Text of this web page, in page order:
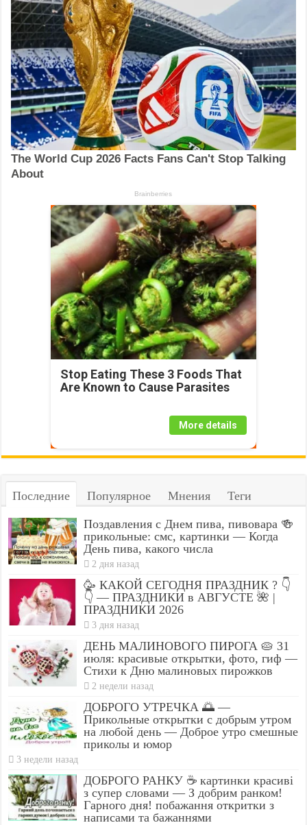
Stop Eating These 3 Foods That
Are Known to Cause Parasites
More details
Последние Популярное Мнения Теги
Поздавления с Днем пива, пивовара 🍻
прикольные: смс, картинки — Когда
День пива, какого числа
2 дня назад
🥳 КАКОЙ СЕГОДНЯ ПРАЗДНИК ? 👇
👇 — ПРАЗДНИКИ в АВГУСТЕ 🌺 |
ПРАЗДНИКИ 2026
3 дня назад
ДЕНЬ МАЛИНОВОГО ПИРОГА 🥧 31
июля: красивые открытки, фото, гиф —
Стихи к Дню малиновых пирожков
2 недели назад
ДОБРОГО УТРЕЧКА 🌅 —
Прикольные открытки с добрым утром
на любой день — Доброе утро смешные
приколы и юмор
3 недели назад
ДОБРОГО РАНКУ ☕ картинки красиві
з супер словами — З добрим ранком!
Гарного дня! побажання откритки з
написами та бажаннями